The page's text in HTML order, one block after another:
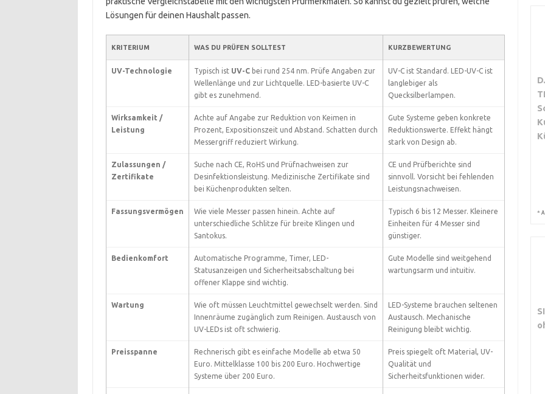
Lösungen für deinen Haushalt passen.
KRITERIUM WAS DU PRÜFEN SOLLTEST KURZBEWERTUNG
UV-Technologie Typisch ist UV-Cbei rund 254 nm. Prüfe Angaben zur
Wellenlänge und zur Lichtquelle. LED-basierte UV-C
gibt es zunehmend.
UV-C ist Standard. LED-UV-C ist
langlebiger als
Quecksilberlampen.
Wirksamkeit /
Leistung
Achte auf Angabe zur Reduktion von Keimen in
Prozent, Expositionszeit und Abstand. Schatten durch
Messergriff reduziert Wirkung.
Gute Systeme geben konkrete
Reduktionswerte. Effekt hängt
stark von Design ab.
Zulassungen /
Zertifikate
Suche nach CE, RoHS und Prüfnachweisen zur
Desinfektionsleistung. Medizinische Zertifikate sind
bei Küchenprodukten selten.
CE und Prüfberichte sind
sinnvoll. Vorsicht bei fehlenden
Leistungsnachweisen.
Fassungsvermögen
Wie viele Messer passen hinein. Achte auf
unterschiedliche Schlitze für breite Klingen und
Santokus.
Typisch 6 bis 12 Messer. Kleinere
Einheiten für 4 Messer sind
günstiger.
Bedienkomfort
Automatische Programme, Timer, LED-
Statusanzeigen und Sicherheitsabschaltung bei
offener Klappe sind wichtig.
Gute Modelle sind weitgehend
wartungsarm und intuitiv.
Wartung
Wie oft müssen Leuchtmittel gewechselt werden. Sind
Innenräume zugänglich zum Reinigen. Austausch von
UV-LEDs ist oft schwierig.
LED-Systeme brauchen seltenen
Austausch. Mechanische
Reinigung bleibt wichtig.
Preisspanne
Rechnerisch gibt es einfache Modelle ab etwa 50
Euro. Mittelklasse 100 bis 200 Euro. Hochwertige
Systeme über 200 Euro.
Preis spiegelt oft Material, UV-
Qualität und
Sicherheitsfunktionen wider.
*